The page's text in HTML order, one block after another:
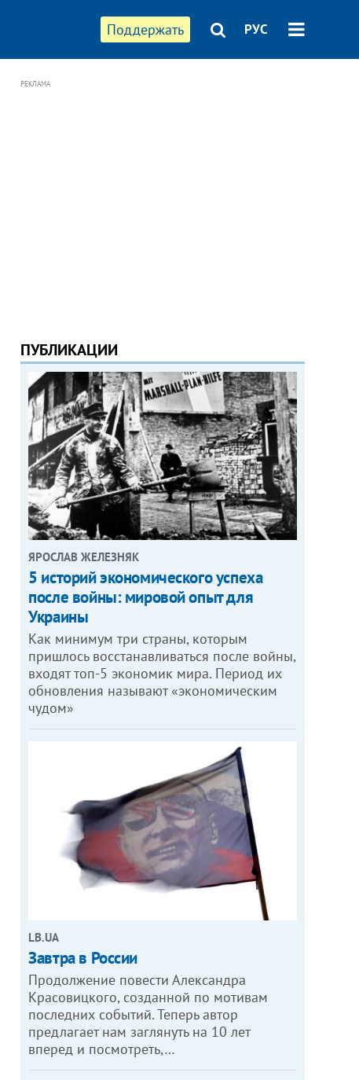
Поддержать РУС
РЕКЛАМА
ПУБЛИКАЦИИ
ЯРОСЛАВ ЖЕЛЕЗНЯК
5 историй экономического успеха
после войны: мировой опыт для
Украины
Как минимум три страны, которым
пришлось восстанавливаться после войны,
входят топ-5 экономик мира. Период их
обновления называют «экономическим
чудом»
LB.UA
Завтра в России
Продолжение повести Александра
Красовицкого, созданной по мотивам
последних событий. Теперь автор
предлагает нам заглянуть на 10 лет
вперед и посмотреть,…